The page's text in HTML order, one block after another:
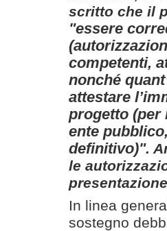
scritto che il
"essere
competenti,
nonché
attestare
progetto (per
ente
definitivo)".
le
In linea
sostegno